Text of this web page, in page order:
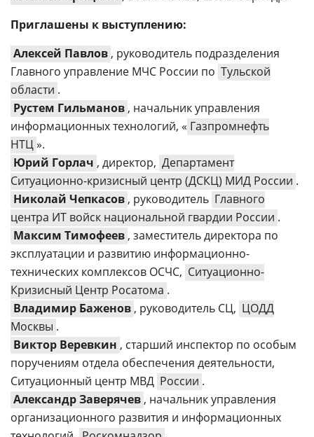
Приглашены к выступлению:
Алексей Павлов , руководитель подразделения
Главного управление МЧС России по Тульской
области .
Рустем Гильманов , начальник управления
информационных технологий, « Газпромнефть
НТЦ».
Юрий Горлач , директор, Департамент
Ситуационно-кризисный центр (ДСКЦ) МИД России .
Николай Чепкасов , руководитель Главного
центра ИТ войск национальной гвардии России .
Максим Тимофеев , заместитель директора по
эксплуатации и развитию информационно-
технических комплексов ОСЧС, Ситуационно-
Кризисный Центр Росатома .
Владимир Баженов , руководитель СЦ, ЦОДД
Москвы .
Виктор Веревкин , старший инспектор по особым
поручениям отдела обеспечения деятельности,
Ситуационный центр МВД России .
Александр Заверячев , начальник управления
организационного развития и информационных